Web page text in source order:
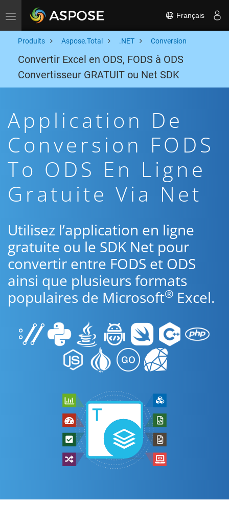
Toggle navigation Français
Produits Aspose.Total .NET Conversion
Convertir Excel en ODS, FODS à ODS
Convertisseur GRATUIT ou Net SDK
Application De
Conversion FODS
To ODS En Ligne
Gratuite Via Net
Utilisez l’application en ligne
gratuite ou le SDK Net pour
convertir entre FODS et ODS
ainsi que plusieurs formats
populaires de Microsoft® Excel.